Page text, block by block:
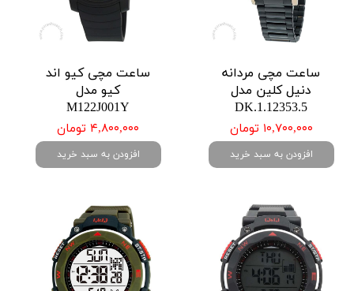
ساعت مچی مردانه
دنیل کلین مدل
DK.1.12353.5
۱۰,۷۰۰,۰۰۰ تومان
افزودن به سبد خرید
ساعت مچی کیو اند
کیو مدل
M122J001Y
۴,۸۰۰,۰۰۰ تومان
افزودن به سبد خرید